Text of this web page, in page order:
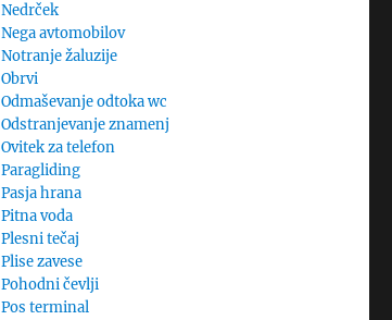
Nedrček
Nega avtomobilov
Notranje žaluzije
Obrvi
Odmaševanje odtoka wc
Odstranjevanje znamenj
Ovitek za telefon
Paragliding
Pasja hrana
Pitna voda
Plesni tečaj
Plise zavese
Pohodni čevlji
Pos terminal